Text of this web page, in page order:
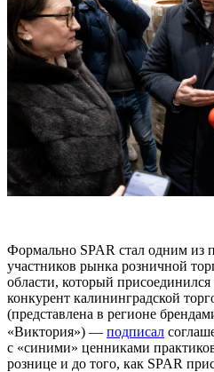
Формально SPAR стал одним из
участников рынка розничной
области, который
конкурент калининградской
(представлена в регионе
«Виктория») — подписал
с «синими» ценниками
рознице и до того, как SPAR